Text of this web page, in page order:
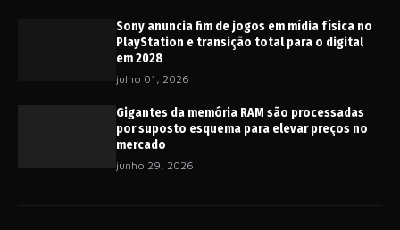
Sony anuncia fim de jogos em mídia física no
PlayStation e transição total para o digital
em 2028
julho 01, 2026
Gigantes da memória RAM são processadas
por suposto esquema para elevar preços no
mercado
junho 29, 2026